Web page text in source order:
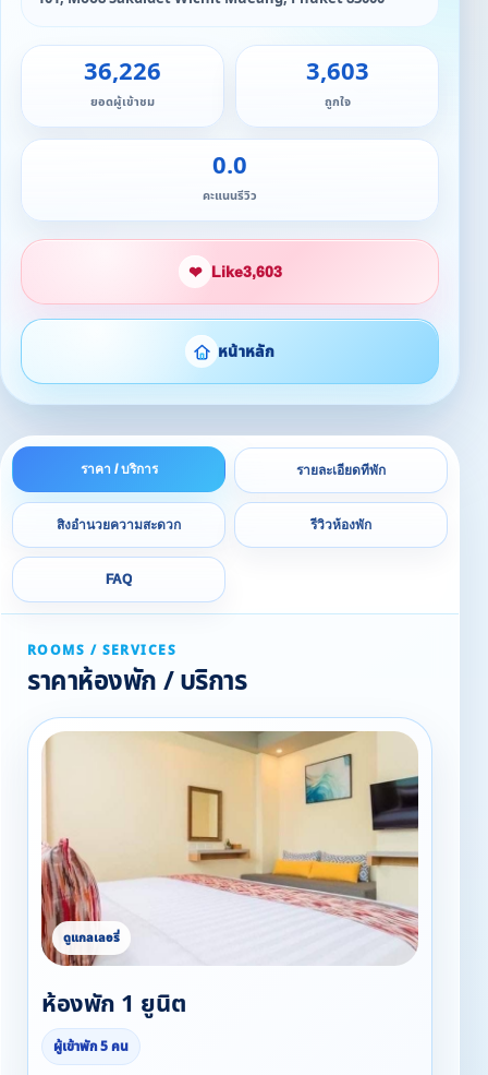
36,226
ยอดผู้เข้าชม
3,603
ถูกใจ
0.0
คะแนนรีวิว
❤ Like3,603
หน้าหลัก
ราคา / บริการ รายละเอียดที่พัก
สิ่งอำนวยความสะดวก รีวิวห้องพัก
FAQ
ROOMS / SERVICES
ราคาห้องพัก / บริการ
ห้องพัก 1 ยูนิต
ผู้เข้าพัก 5 คน